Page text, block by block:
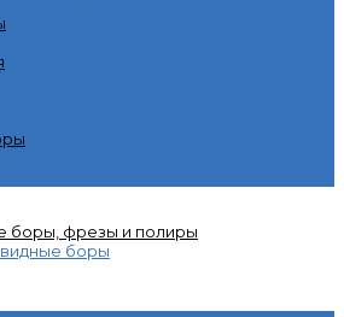
боры, фрезы и полиры
боры